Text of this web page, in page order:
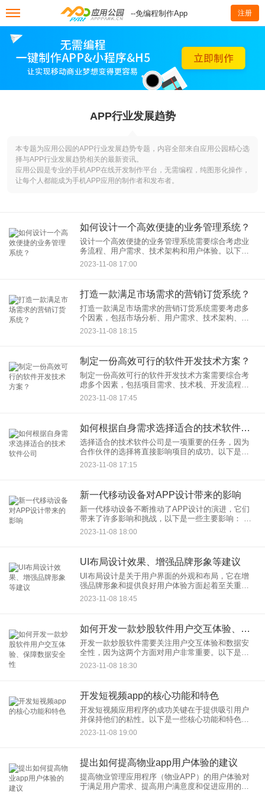
--免编程制作App 注册
APP行业发展趋势
本专题为应用公园的APP行业发展趋势专题，内容全部来自应用公园精心选
择与APP行业发展趋势相关的最新资讯。
应用公园是专业的手机APP在线开发制作平台，无需编程，纯图形化操作，
让每个人都能成为手机APP应用的制作者和发布者。
如何设计一个高效便捷的业务管理系统？
设计一个高效便捷的业务管理系统需要综合考虑业
务流程、用户需求、技术架构和用户体验。以下是
一些关键步骤和考虑因素，帮助您创建这样的系
统： 1. 确定业务需求：
2023-11-08 17:00
打造一款满足市场需求的营销订货系统？
打造一款满足市场需求的营销订货系统需要考虑多
个因素，包括市场分析、用户需求、技术架构、设
计和营销策略。以下是创建这样一个系统的一般步
骤： 1. 市场分析：
2023-11-08 18:15
制定一份高效可行的软件开发技术方案？
制定一份高效可行的软件开发技术方案需要综合考
虑多个因素，包括项目需求、技术栈、开发流程、
资源分配和风险管理。以下是一个通用的软件开发
技术方案的框架，您可以根据具体项目的需求进行
2023-11-08 17:45
如何根据自身需求选择适合的技术软件公司
选择适合的技术软件公司是一项重要的任务，因为
合作伙伴的选择将直接影响项目的成功。以下是一
些考虑因素，有助于您根据自身需求选择合适的技
术软件公司： 明确需
2023-11-08 17:15
新一代移动设备对APP设计带来的影响
新一代移动设备不断推动了APP设计的演进，它们
带来了许多影响和挑战，以下是一些主要影响： 大
屏幕和高分辨率：新一代移动设备通常配备了更大
的屏幕和更高的分
2023-11-08 18:00
UI布局设计效果、增强品牌形象等建议
UI布局设计是关于用户界面的外观和布局，它在增
强品牌形象和提供良好用户体验方面起着至关重要
的作用。以下是一些建议，有助于改善UI布局设计
效果和增强品牌形象：
2023-11-08 18:45
如何开发一款炒股软件用户交互体验、保障数据安全性
开发一款炒股软件需要关注用户交互体验和数据安
全性，因为这两个方面对用户非常重要。以下是关
于如何开发这样一款应用程序的一些关键考虑因
素： 用户交互体验：
2023-11-08 18:30
开发短视频app的核心功能和特色
开发短视频应用程序的成功关键在于提供吸引用户
并保持他们的粘性。以下是一些核心功能和特色，
可以使短视频应用程序更具吸引力： 视频拍摄和编
辑工具：
2023-11-08 19:00
提出如何提高物业app用户体验的建议
提高物业管理应用程序（物业APP）的用户体验对
于满足用户需求、提高用户满意度和促进应用的成